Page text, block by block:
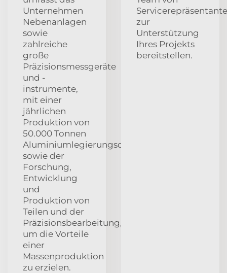
Unternehmen
Nebenanlagen
sowie
zahlreiche
große
Präzisionsmessgeräte
und -
instrumente,
mit einer
jährlichen
Produktion von
50.000 Tonnen
Aluminiumlegierungsdruckgießteilen
sowie der
Forschung,
Entwicklung
und
Produktion von
Teilen und der
Präzisionsbearbeitung,
um die Vorteile
einer
Massenproduktion
zu erzielen.
zur
Unterstützung
Ihres Projekts
bereitstellen.